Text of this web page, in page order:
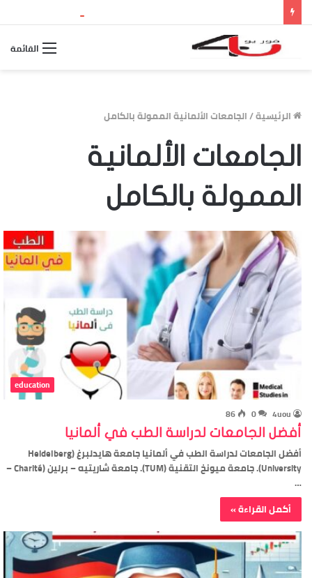
القائمة
الرئيسية/الجامعات الألمانية الممولة بالكامل
الجامعات الألمانية
الممولة بالكامل
education
4uou
0
86
أفضل الجامعات لدراسة الطب في ألمانيا
أفضل الجامعات لدراسة الطب في ألمانيا جامعة هايدلبرغ (Heidelberg
University). جامعة ميونخ التقنية (TUM). جامعة شاريتيه – برلين (Charité –
…
أكمل القراءة »